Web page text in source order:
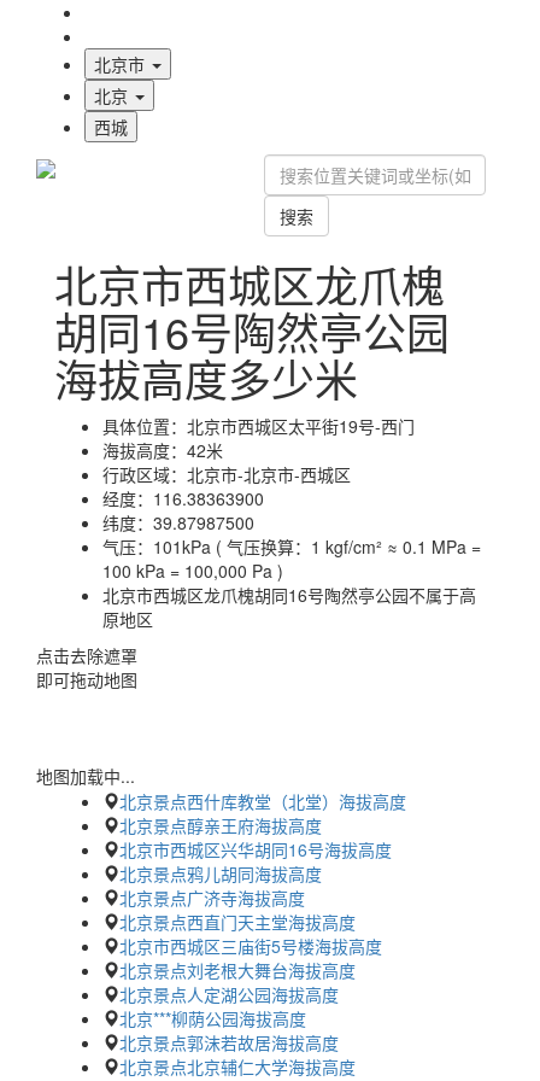
北京市
北京
西城
搜索
北京市西城区龙爪槐
胡同16号陶然亭公园
海拔高度多少米
具体位置： 北京市西城区太平街19号-西门
海拔高度： 42米
行政区域： 北京市-北京市-西城区
经度： 116.38363900
纬度： 39.87987500
气压： 101kPa ( 气压换算：1 kgf/cm² ≈ 0.1 MPa =
100 kPa = 100,000 Pa )
北京市西城区龙爪槐胡同16号陶然亭公园不属于高
原地区
点击去除遮罩
即可拖动地图
地图加载中...
北京景点西什库教堂（北堂）海拔高度
北京景点醇亲王府海拔高度
北京市西城区兴华胡同16号海拔高度
北京景点鸦儿胡同海拔高度
北京景点广济寺海拔高度
北京景点西直门天主堂海拔高度
北京市西城区三庙街5号楼海拔高度
北京景点刘老根大舞台海拔高度
北京景点人定湖公园海拔高度
北京***柳荫公园海拔高度
北京景点郭沫若故居海拔高度
北京景点北京辅仁大学海拔高度